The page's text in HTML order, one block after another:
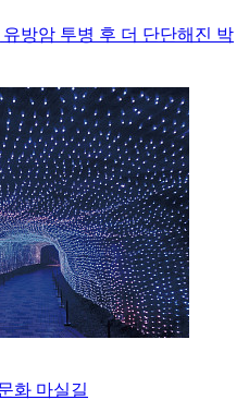
방암 투병 후 더 단단해진 박
화 마실길